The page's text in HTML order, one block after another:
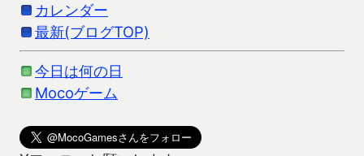
カレンダー
最新(ブログTOP)
今日は何の日
Mocoゲーム